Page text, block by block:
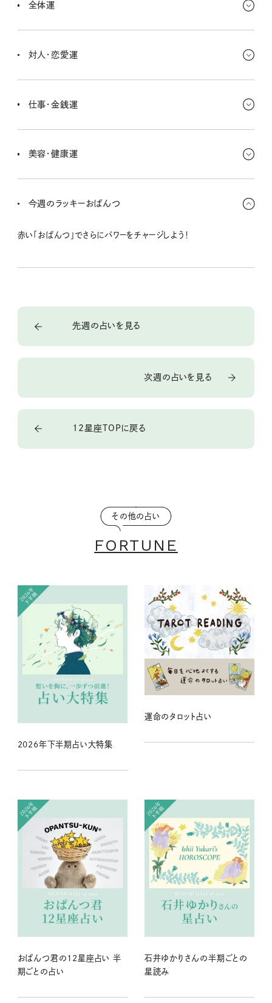
全体運
恵まれたり、誰かと意気投合することで素敵な時間を過ごしていけ
対人・恋愛運
り、きっかけをつかんであっという間に仲良くなれたり。ラブでも急展
仕事・金銭運
をもらってラッキー！と思っていたのに、意外とお得じゃなかった......
美容・健康運
囲気になっていくよ。パワフルな人に出会うとその元気をもらえるみ
今週のラッキーおぱんつ
赤い「おぱんつ」でさらにパワーをチャージしよう！
先週の占いを見る
次週の占いを見る
12星座TOPに戻る
その他の占い
FORTUNE
2026年下半期占い大特集
運命のタロット占い
おぱんつ君の12星座占い 半
期ごとの占い
石井ゆかりさんの半期ごとの
星読み